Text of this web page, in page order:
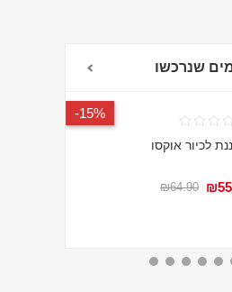
שנרכשו
15%-
לכיור אוקסו
₪64.90